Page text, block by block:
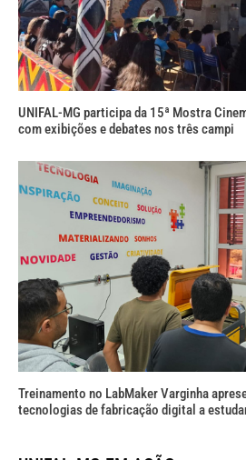
UNIFAL-MG participa da 15ª Mostra
com exibições e debates nos três campi
Treinamento no LabMaker Varginha
tecnologias de fabricação digital a